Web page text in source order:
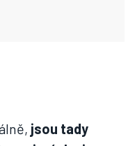
jsou tady